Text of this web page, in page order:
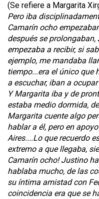
(Se refiere a Margarita
Pero iba
Camarín ocho
después se
empezaba a recibir, si
ejemplo, me mandaba
tiempo...era el único que
a escuchar, iban a
Y Margarita iba y de
estaba medio dormida,
Margarita cuente algo
hablar a él, pero en
Aires....Lo que recuerdo
extremo a que llegaba,
Camarín ocho! Justino
hablaba mucho, de las
su íntima amistad con
coincidencia era que se